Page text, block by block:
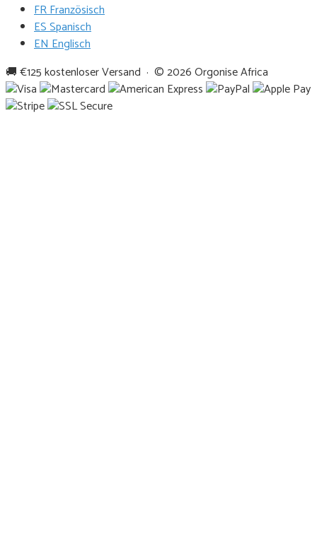
FR Französisch
ES Spanisch
EN Englisch
🚚 €125 kostenloser Versand · © 2026 Orgonise Africa